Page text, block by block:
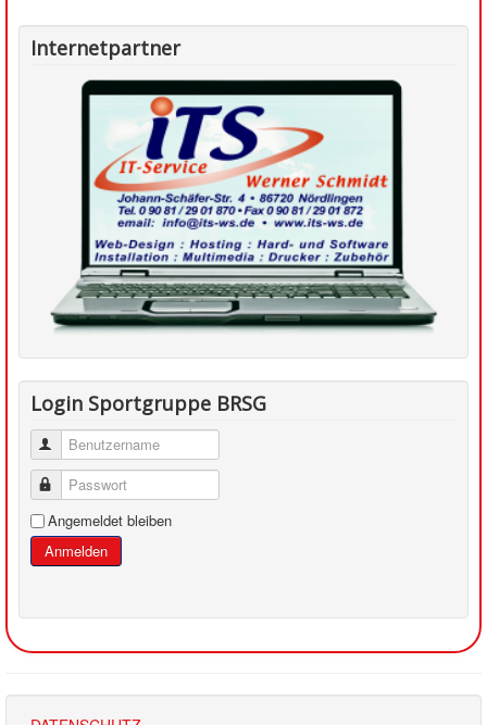
Internetpartner
Login Sportgruppe BRSG
Benutzername
Passwort
Angemeldet bleiben
Anmelden